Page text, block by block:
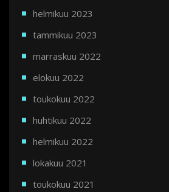
helmikuu 2023
tammikuu 2023
marraskuu 2022
elokuu 2022
toukokuu 2022
huhtikuu 2022
helmikuu 2022
lokakuu 2021
toukokuu 2021